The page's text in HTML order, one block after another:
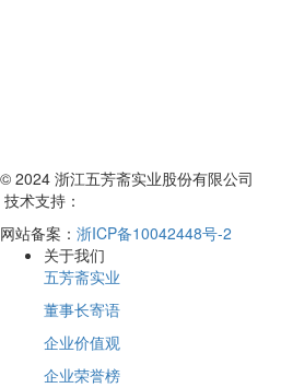
© 2024 浙江五芳斋实业股份有限公司
技术支持：
网站备案： 浙ICP备10042448号-2
关于我们
五芳斋实业
董事长寄语
企业价值观
企业荣誉榜